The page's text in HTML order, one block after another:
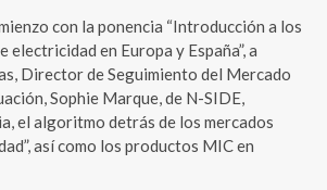
con la ponencia “Introducción a los
electricidad en Europa y España”, a
Director de Seguimiento del Mercado
Sophie Marque, de N-SIDE,
el algoritmo detrás de los mercados
así como los productos MIC en